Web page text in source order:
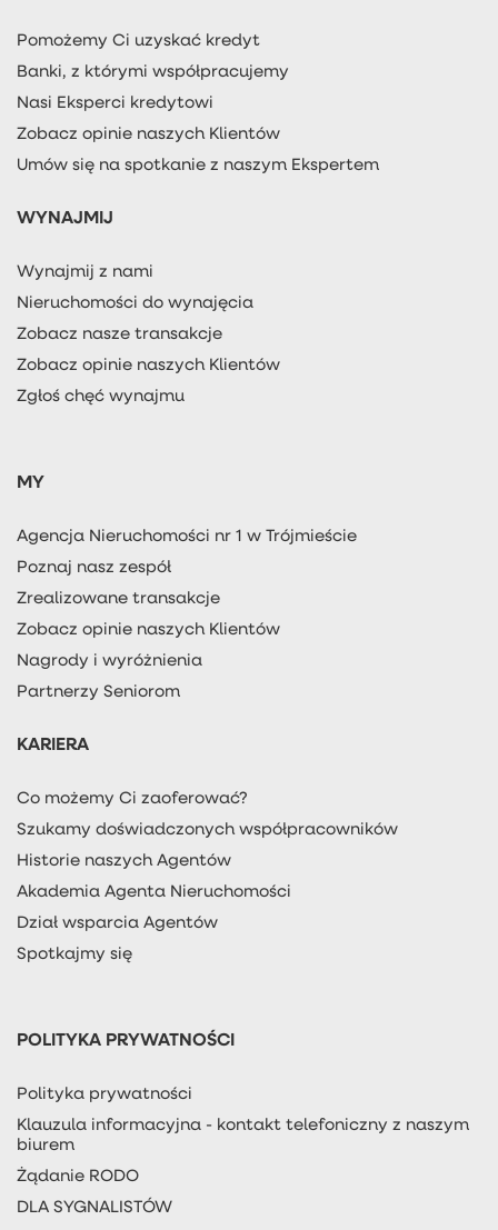
Pomożemy Ci uzyskać kredyt
Banki, z którymi współpracujemy
Nasi Eksperci kredytowi
Zobacz opinie naszych Klientów
Umów się na spotkanie z naszym Ekspertem
WYNAJMIJ
Wynajmij z nami
Nieruchomości do wynajęcia
Zobacz nasze transakcje
Zobacz opinie naszych Klientów
Zgłoś chęć wynajmu
MY
Agencja Nieruchomości nr 1 w Trójmieście
Poznaj nasz zespół
Zrealizowane transakcje
Zobacz opinie naszych Klientów
Nagrody i wyróżnienia
Partnerzy Seniorom
KARIERA
Co możemy Ci zaoferować?
Szukamy doświadczonych współpracowników
Historie naszych Agentów
Akademia Agenta Nieruchomości
Dział wsparcia Agentów
Spotkajmy się
POLITYKA PRYWATNOŚCI
Polityka prywatności
Klauzula informacyjna - kontakt telefoniczny z naszym
biurem
Żądanie RODO
DLA SYGNALISTÓW